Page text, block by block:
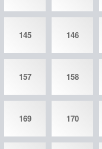
145 146
157 158
169 170